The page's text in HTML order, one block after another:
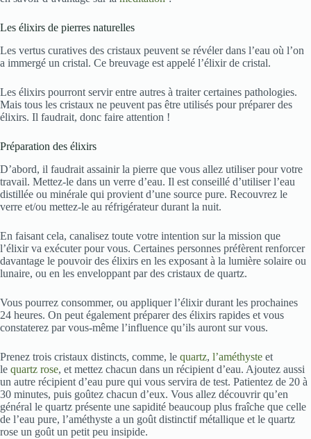
Les élixirs de pierres naturelles
Les vertus curatives des cristaux peuvent se révéler dans l’eau où l’on
a immergé un cristal. Ce breuvage est appelé l’élixir de cristal.
Les élixirs pourront servir entre autres à traiter certaines pathologies.
Mais tous les cristaux ne peuvent pas être utilisés pour préparer des
élixirs. Il faudrait, donc faire attention !
Préparation des élixirs
D’abord, il faudrait assainir la pierre que vous allez utiliser pour votre
travail. Mettez-le dans un verre d’eau. Il est conseillé d’utiliser l’eau
distillée ou minérale qui provient d’une source pure. Recouvrez le
verre et/ou mettez-le au réfrigérateur durant la nuit.
En faisant cela, canalisez toute votre intention sur la mission que
l’élixir va exécuter pour vous. Certaines personnes préfèrent renforcer
davantage le pouvoir des élixirs en les exposant à la lumière solaire ou
lunaire, ou en les enveloppant par des cristaux de quartz.
Vous pourrez consommer, ou appliquer l’élixir durant les prochaines
24 heures. On peut également préparer des élixirs rapides et vous
constaterez par vous-même l’influence qu’ils auront sur vous.
Prenez trois cristaux distincts, comme, le quartz, l’améthyste et
le quartz rose, et mettez chacun dans un récipient d’eau. Ajoutez aussi
un autre récipient d’eau pure qui vous servira de test. Patientez de 20 à
30 minutes, puis goûtez chacun d’eux. Vous allez découvrir qu’en
général le quartz présente une sapidité beaucoup plus fraîche que celle
de l’eau pure, l’améthyste a un goût distinctif métallique et le quartz
rose un goût un petit peu insipide.